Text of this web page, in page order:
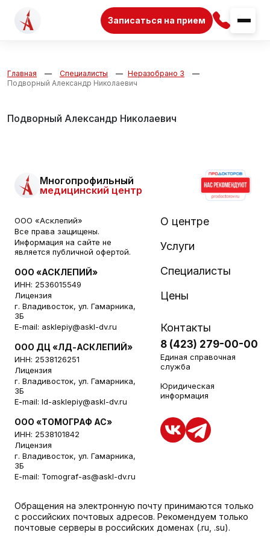
Записаться на прием
Главная Специалисты
Неразобрано 3
Подворный Александр Николаевич
Подворный Александр Николаевич
Многопрофильный
медицинский центр
ООО «Асклепий»
Все права защищены.
Информация на сайте не
является публичной офертой.
ООО «АСКЛЕПИЙ»
ИНН: 2536015549
Лицензия
г. Владивосток, ул. Гамарника,
3Б
E-mail: asklepiy@askl-dv.ru
ООО ДЦ «ЛД-АСКЛЕПИЙ»
ИНН: 2538126251
Лицензия
г. Владивосток, ул. Гамарника,
3Б
E-mail: ld-asklepiy@askl-dv.ru
ООО «ТОМОГРАФ АС»
ИНН: 2538101842
Лицензия
г. Владивосток, ул. Гамарника,
3Б
E-mail: Tomograf-as@askl-dv.ru
О центре
Услуги
Специалисты
Цены
Контакты
8 (423) 279-00-00
Единая справочная
служба
Юридическая
информация
Обращения на электронную почту принимаются только
с российских почтовых адресов. Рекомендуем только
почтовые серверы в российских доменах (.ru, .su).